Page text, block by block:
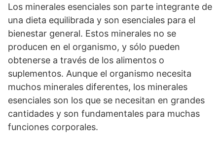
Los minerales esenciales son parte integrante de
una dieta equilibrada y son esenciales para el
bienestar general. Estos minerales no se
producen en el organismo, y sólo pueden
obtenerse a través de los alimentos o
suplementos. Aunque el organismo necesita
muchos minerales diferentes, los minerales
esenciales son los que se necesitan en grandes
cantidades y son fundamentales para muchas
funciones corporales.